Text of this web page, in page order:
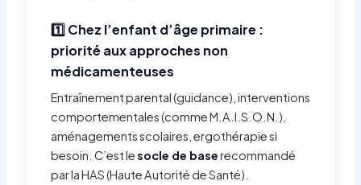
1️⃣ Chez l’enfant d’âge primaire :
priorité aux approches non
médicamenteuses
Entraînement parental (guidance), interventions
comportementales (comme M.A.I.S.O.N.),
aménagements scolaires, ergothérapie si
besoin. C’est lesocle de baserecommandé
par la HAS (Haute Autorité de Santé).